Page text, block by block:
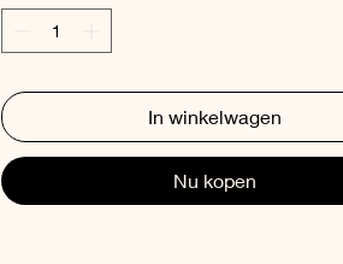
In winkelwagen
Nu kopen